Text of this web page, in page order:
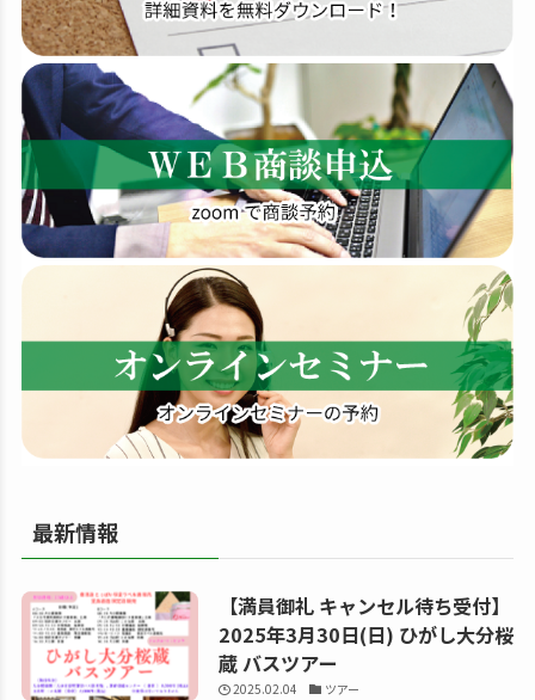
索
す
る
最新情報
【満員御礼 キャンセル待ち受付】
2025年3月30日(日) ひがし大分桜
蔵 バスツアー
2025.02.04 ツアー